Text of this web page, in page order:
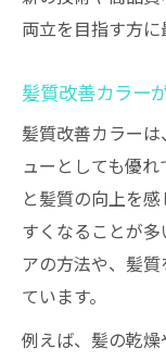
両立を目指す方に
髪質改善カラー
髪質改善カラー
ューとしても優
と髪質の向上を
すくなることが
アの方法や、髪
ています。
例えば、髪の乾